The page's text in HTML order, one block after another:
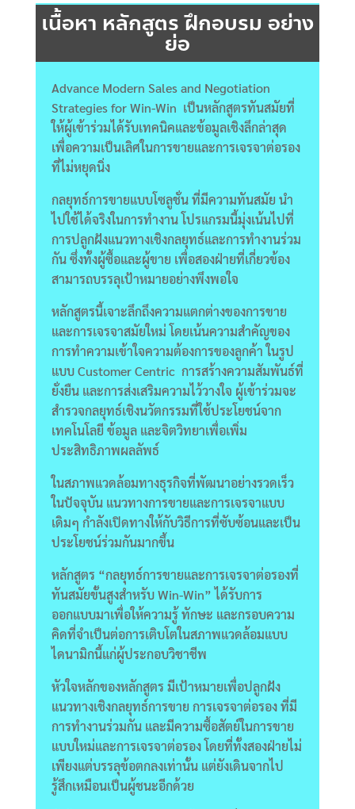
เนื้อหา หลักสูตร ฝึกอบรม อย่าง
ย่อ
Advance Modern Sales and Negotiation
Strategies for Win-Win เป็นหลักสูตรทันสมัยที่
ให้ผู้เข้าร่วมได้รับเทคนิคและข้อมูลเชิงลึกล่าสุด
เพื่อความเป็นเลิศในการขายและการเจรจาต่อรอง
ที่ไม่หยุดนิ่ง
กลยุทธ์การขายแบบโซลูชั่น ที่มีความทันสมัย นำ
ไปใช้ได้จริงในการทำงาน โปรแกรมนี้มุ่งเน้นไปที่
การปลูกฝังแนวทางเชิงกลยุทธ์และการทำงานร่วม
กัน ซึ่งทั้งผู้ซื้อและผู้ขาย เพื่อสองฝ่ายที่เกี่ยวข้อง
สามารถบรรลุเป้าหมายอย่างพึงพอใจ
หลักสูตรนี้เจาะลึกถึงความแตกต่างของการขาย
และการเจรจาสมัยใหม่ โดยเน้นความสำคัญของ
การทำความเข้าใจความต้องการของลูกค้า ในรูป
แบบ Customer Centric การสร้างความสัมพันธ์ที่
ยั่งยืน และการส่งเสริมความไว้วางใจ ผู้เข้าร่วมจะ
สำรวจกลยุทธ์เชิงนวัตกรรมที่ใช้ประโยชน์จาก
เทคโนโลยี ข้อมูล และจิตวิทยาเพื่อเพิ่ม
ประสิทธิภาพผลลัพธ์
ในสภาพแวดล้อมทางธุรกิจที่พัฒนาอย่างรวดเร็ว
ในปัจจุบัน แนวทางการขายและการเจรจาแบบ
เดิมๆ กำลังเปิดทางให้กับวิธีการที่ซับซ้อนและเป็น
ประโยชน์ร่วมกันมากขึ้น
หลักสูตร “กลยุทธ์การขายและการเจรจาต่อรองที่
ทันสมัยขั้นสูงสำหรับ Win-Win” ได้รับการ
ออกแบบมาเพื่อให้ความรู้ ทักษะ และกรอบความ
คิดที่จำเป็นต่อการเติบโตในสภาพแวดล้อมแบบ
ไดนามิกนี้แก่ผู้ประกอบวิชาชีพ
หัวใจหลักของหลักสูตร มีเป้าหมายเพื่อปลูกฝัง
แนวทางเชิงกลยุทธ์การขาย การเจรจาต่อรอง ที่มี
การทำงานร่วมกัน และมีความซื้อสัตย์ในการขาย
แบบใหม่และการเจรจาต่อรอง โดยที่ทั้งสองฝ่ายไม่
เพียงแต่บรรลุข้อตกลงเท่านั้น แต่ยังเดินจากไป
รู้สึกเหมือนเป็นผู้ชนะอีกด้วย